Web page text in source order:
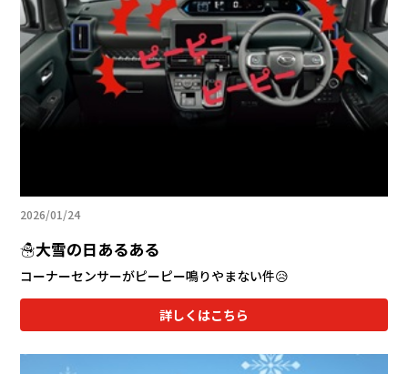
2026/01/24
☃️大雪の日あるある
コーナーセンサーがピーピー鳴りやまない件😥
詳しくはこちら